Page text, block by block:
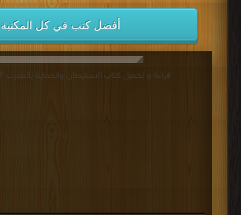
أفضل كتب في كل المكتبة
قراءة و تحميل كتاب الاستيطان والحماية بالمغرب PDF مجانا